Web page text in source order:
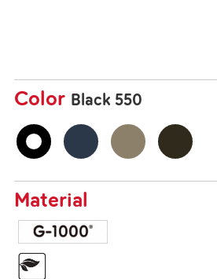
Color Black 550
Material